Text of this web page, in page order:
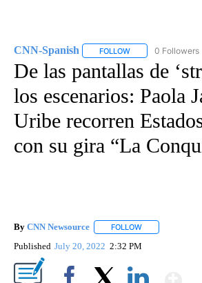
CNN-Spanish FOLLOW FOLLOW "CNN-
0 Followers
De las pantallas de
los escenarios: Paola
Uribe recorren
con su gira “La
By CNN Newsource FOLLOW
Published July 20, 2022 2:32 PM